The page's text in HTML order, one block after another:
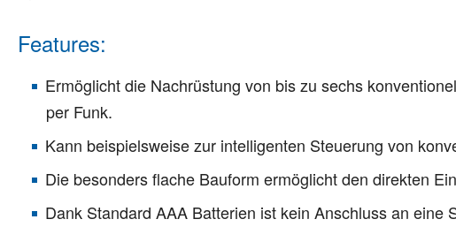
Features:
Ermöglicht die Nachrüstung von bis zu sechs
per Funk.
Kann beispielsweise zur intelligenten Steuerung von
Die besonders flache Bauform ermöglicht den direkten
Dank Standard AAA Batterien ist kein Anschluss an eine